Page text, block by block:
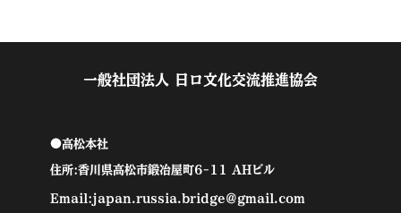
一般社団法人 日ロ文化交流推進協会
●高松本社
住所:香川県高松市鍛冶屋町6-11 AHビル
Email:japan.russia.bridge@gmail.com